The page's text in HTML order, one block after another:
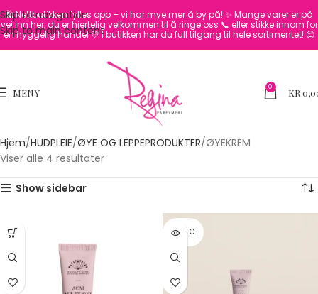
Skip to navigation
Skip to main content
🛍️ Nettbutikken fylles opp – vi har mye mer å by på! ✨ Mange varer er på
vei inn her, du er hjertelig velkommen til å ringe oss 📞 eller stikke innom for
en hyggelig handel 💛I butikken har du full tilgang til hele sortimentet! 😊
MENY 0 KR
Hjem HUDPLEIE ØYE OG LEPPEPRODUKTER ØYEKREM
Viser alle 4 resultater
Show sidebar
UTSOLGT